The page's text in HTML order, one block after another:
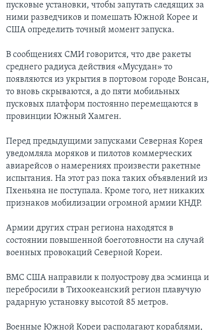
пусковые установки, чтобы запутать следящих за
ними разведчиков и помешать Южной Корее и
США определить точный момент запуска.
В сообщениях СМИ говорится, что две ракеты
среднего радиуса действия «Мусудан» то
появляются из укрытия в портовом городе Вонсан,
то вновь скрываются, а до пяти мобильных
пусковых платформ постоянно перемещаются в
провинции Южный Хамген.
Перед предыдущими запусками Северная Корея
уведомляла моряков и пилотов коммерческих
авиарейсов о намерениях произвести ракетные
испытания. На этот раз пока таких объявлений из
Пхеньяна не поступала. Кроме того, нет никаких
признаков мобилизации огромной армии КНДР.
Армии других стран региона находятся в
состоянии повышенной боеготовности на случай
военных провокаций Северной Кореи.
ВМС США направили к полуострову два эсминца и
перебросили в Тихоокеанский регион плавучую
радарную установку высотой 85 метров.
Военные Южной Кореи располагают кораблями,